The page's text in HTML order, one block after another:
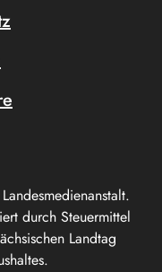
durch Steuermittel
Landtag